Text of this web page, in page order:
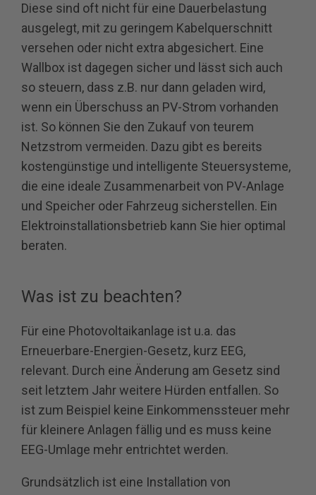
Diese sind oft nicht für eine Dauerbelastung
ausgelegt, mit zu geringem Kabelquerschnitt
versehen oder nicht extra abgesichert. Eine
Wallbox ist dagegen sicher und lässt sich auch
so steuern, dass z.B. nur dann geladen wird,
wenn ein Überschuss an PV-Strom vorhanden
ist. So können Sie den Zukauf von teurem
Netzstrom vermeiden. Dazu gibt es bereits
kostengünstige und intelligente Steuersysteme,
die eine ideale Zusammenarbeit von PV-Anlage
und Speicher oder Fahrzeug sicherstellen. Ein
Elektroinstallationsbetrieb kann Sie hier optimal
beraten.
Was ist zu beachten?
Für eine Photovoltaikanlage ist u.a. das
Erneuerbare-Energien-Gesetz, kurz EEG,
relevant. Durch eine Änderung am Gesetz sind
seit letztem Jahr weitere Hürden entfallen. So
ist zum Beispiel keine Einkommenssteuer mehr
für kleinere Anlagen fällig und es muss keine
EEG-Umlage mehr entrichtet werden.
Grundsätzlich ist eine Installation von